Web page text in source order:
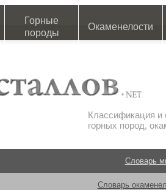
Горные
породы
Окаменелости
Классификация и
горных пород,
Словарь
Словарь